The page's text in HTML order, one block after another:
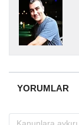
YORUMLAR